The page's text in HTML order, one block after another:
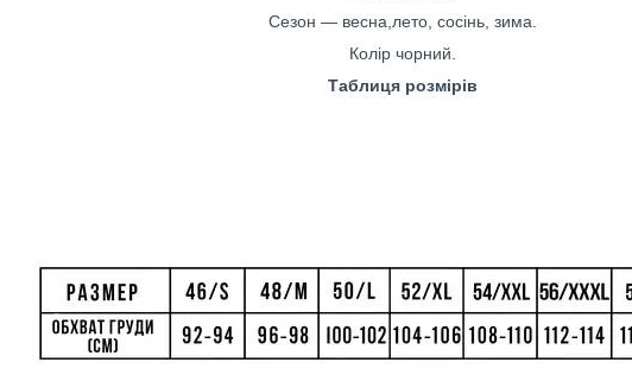
Сезон — весна,лето, сосінь, зима.
Колір чорний.
Таблиця розмірів